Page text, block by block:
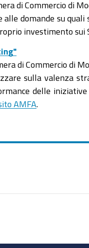
di Commercio di
domande su
investimento
di Commercio di
sulla valenza
delle
AMFA